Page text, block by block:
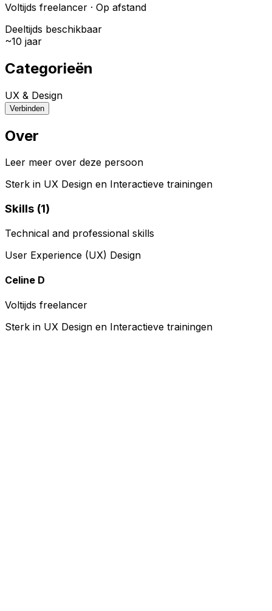
Voltijds freelancer · Op afstand
Deeltijds beschikbaar
~10 jaar
Categorieën
UX & Design
Verbinden
Over
Leer meer over deze persoon
Sterk in UX Design en Interactieve trainingen
Skills (1)
Technical and professional skills
User Experience (UX) Design
Celine D
Voltijds freelancer
Sterk in UX Design en Interactieve trainingen